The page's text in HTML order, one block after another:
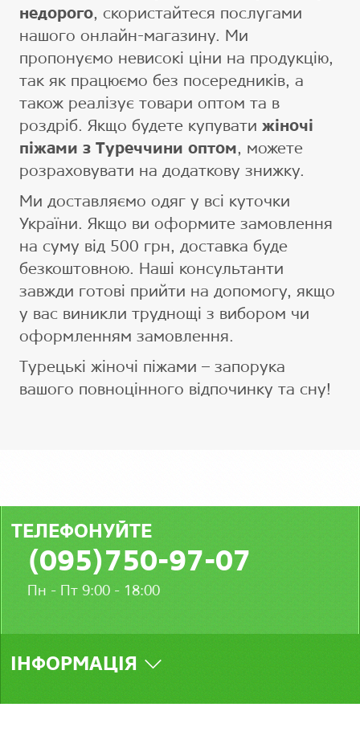
недорого, скористайтеся послугами
нашого онлайн-магазину. Ми
пропонуємо невисокі ціни на продукцію,
так як працюємо без посередників, а
також реалізує товари оптом та в
роздріб. Якщо будете купувати жіночі
піжами з Туреччини оптом, можете
розраховувати на додаткову знижку.
Ми доставляємо одяг у всі куточки
України. Якщо ви оформите замовлення
на суму від 500 грн, доставка буде
безкоштовною. Наші консультанти
завжди готові прийти на допомогу, якщо
у вас виникли труднощі з вибором чи
оформленням замовлення.
Турецькі жіночі піжами – запорука
вашого повноцінного відпочинку та сну!
ТЕЛЕФОНУЙТЕ
(095)750-97-07
Пн - Пт 9:00 - 18:00
ІНФОРМАЦІЯ